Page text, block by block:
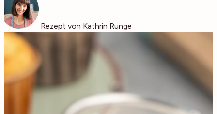
Rezept von Kathrin Runge